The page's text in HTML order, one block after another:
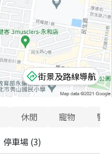
街景及路線導航
休閒 寵物 警
停車場 (3)